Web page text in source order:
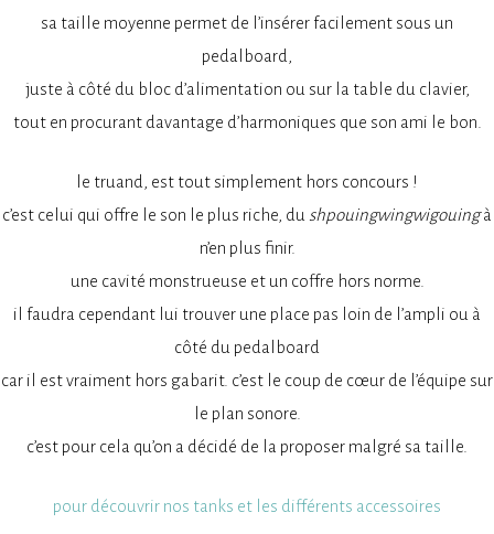
sa taille moyenne permet de l’insérer facilement sous un
pedalboard,
juste à côté du bloc d’alimentation ou sur la table du clavier,
tout en procurant davantage d’harmoniques que son ami le bon.
le truand, est tout simplement hors concours !
c’est celui qui offre le son le plus riche, du shpouingwingwigouingà
n’en plus finir.
une cavité monstrueuse et un coffre hors norme.
il faudra cependant lui trouver une place pas loin de l’ampli ou à
côté du pedalboard
car il est vraiment hors gabarit. c’est le coup de cœur de l’équipe sur
le plan sonore.
c’est pour cela qu’on a décidé de la proposer malgré sa taille.
pour découvrir nos tanks et les différents accessoires